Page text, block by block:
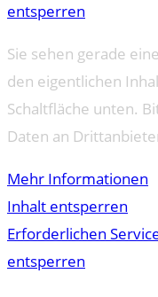
entsperren
Sie sehen gerade
den eigentlichen
Schaltfläche unten.
Daten an
Mehr Informationen
Inhalt entsperren
Erforderlichen
entsperren